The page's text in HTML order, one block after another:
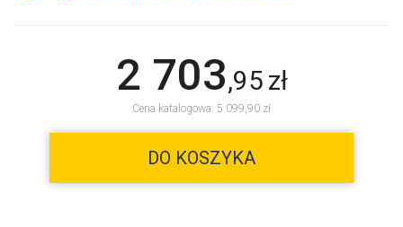
2 703,95 zł
Cena katalogowa: 5 099,90 zł
DO KOSZYKA